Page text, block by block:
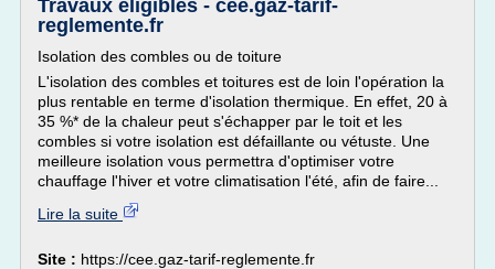
Travaux éligibles - cee.gaz-tarif-
reglemente.fr
Isolation des combles ou de toiture
L'isolation des combles et toitures est de loin l'opération la
plus rentable en terme d'isolation thermique. En effet, 20 à
35 %* de la chaleur peut s'échapper par le toit et les
combles si votre isolation est défaillante ou vétuste. Une
meilleure isolation vous permettra d'optimiser votre
chauffage l'hiver et votre climatisation l'été, afin de faire...
Lire la suite
Site : https://cee.gaz-tarif-reglemente.fr